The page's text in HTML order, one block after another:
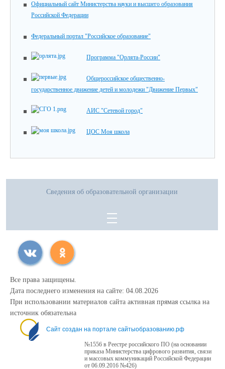
Официальный сайт Министерства науки и высшего образования
Российской Федерации
Федеральный портал "Российское образование"
Программа "Орлята-России"
Общероссийское общественно-
государственное движение детей и молодежи "Движение Первых"
АИС "Сетевой город"
ЦОС Моя школа
Сведения об образовательной организации
Все права защищены.
Дата последнего изменения на сайте: 04.08.2026
При использовании материалов сайта активная прямая ссылка на
источник обязательна
Сайт создан на портале сайтыобразованию.рф
№1556 в Реестре российского ПО (на основании
приказа Министерства цифрового развития, связи
и массовых коммуникаций Российской Федерации
от 06.09.2016 №426)